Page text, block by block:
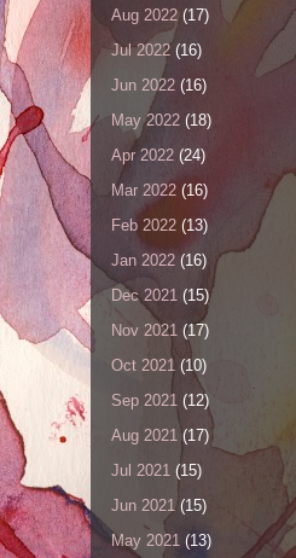
Aug 2022 (17)
Jul 2022 (16)
Jun 2022 (16)
May 2022 (18)
Apr 2022 (24)
Mar 2022 (16)
Feb 2022 (13)
Jan 2022 (16)
Dec 2021 (15)
Nov 2021 (17)
Oct 2021 (10)
Sep 2021 (12)
Aug 2021 (17)
Jul 2021 (15)
Jun 2021(15)
May 2021 (13)